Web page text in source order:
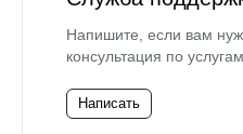
Напишите, если вам
консультация по услугам.
Написать